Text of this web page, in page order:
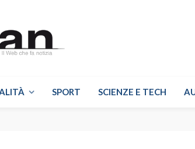
SPORT SCIENZE E TECH